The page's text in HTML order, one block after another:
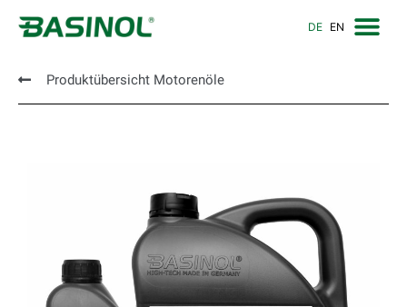
DE EN
Produktübersicht Motorenöle